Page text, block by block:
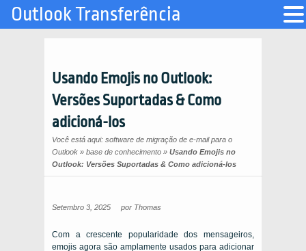
Usando Emojis no Outlook:
Versões Suportadas & Como
adicioná-los
Você está aqui: software de migração de e-mail para o
Outlook » base de conhecimento » Usando Emojis no
Outlook: Versões Suportadas & Como adicioná-los
Setembro 3, 2025 por Thomas
Com a crescente popularidade dos mensageiros,
emojis agora são amplamente usados ​​para adicionar
Outlook Transferência